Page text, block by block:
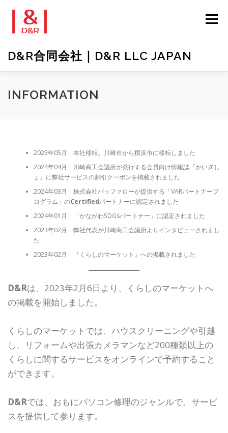
D&R合同会社｜D&R LLC JAPAN
メニュー
プライバシーポリシー（反社会勢力に関する基本方針）
INFORMATION
2025年05月 本社移転。川崎市から横浜市に移転しました
2024年04月 川崎商工会議所が発行する会員向け情報誌『かいぎし
ょ』に弊社サービスの割引クーポンを掲載されました
2024年03月 株式会社バッファローが提供する「VARパートナープ
ログラム」のCertifiedパートナーに認定されました
2024年01月 「かながわSDGsパートナー」に認定されました
2023年02月 弊社代表が川崎商工会議所よりインタビューされまし
た
2023年02月 『くらしのマーケット』への掲載されました
D&Rは、2023年2月6日より、くらしのマーケットへ
の掲載を開始しました。
くらしのマーケットでは、ハウスクリーニングや引越
し、リフォームや出張カメラマンなど200種類以上の
くらしに関するサービスをオンラインで予約すること
ができます。
D&Rでは、おもにパソコン修理のジャンルで、サービ
スを提供して参ります。